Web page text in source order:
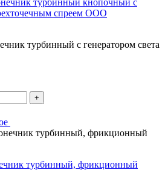
спреем ООО
турбинный с генератором света
+
турбинный, фрикционный